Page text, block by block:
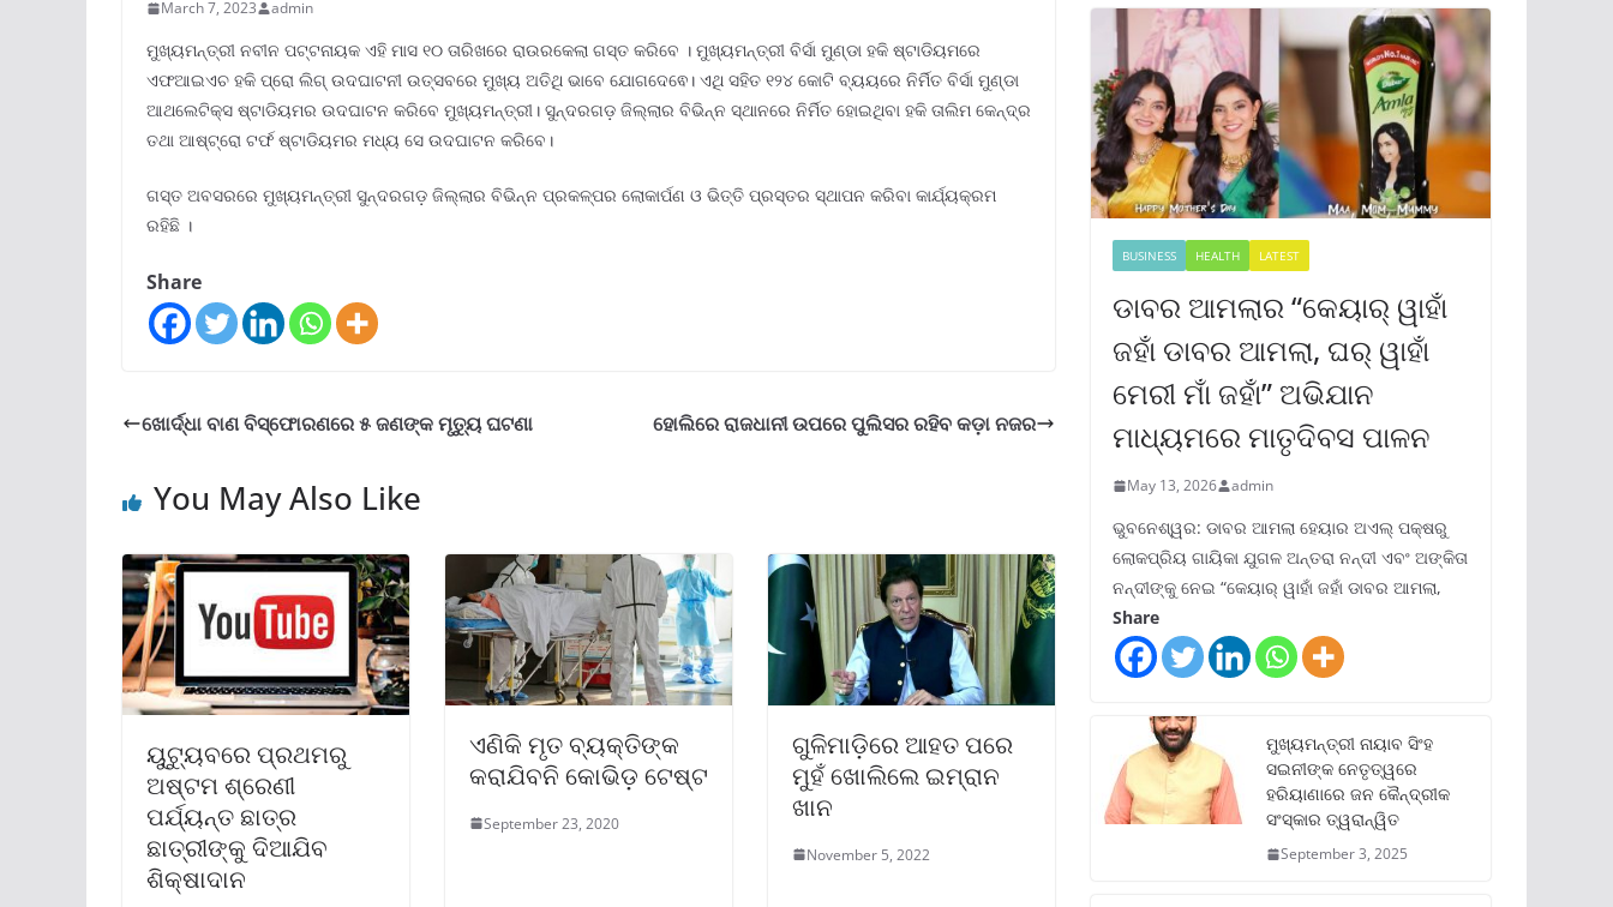
March 7, 2023 admin
ମୁଖ୍ୟମନ୍ତ୍ରୀ ନବୀନ ପଟ୍ଟନାୟକ ଏହି ମାସ ୧୦ ତାରିଖରେ ରାଉରକେଲା ଗସ୍ତ କରିବେ । ମୁଖ୍ୟମନ୍ତ୍ରୀ ବିର୍ସା ମୁଣ୍ଡା ହକି ଷ୍ଟାଡିୟମରେ
ଏଫଆଇଏଚ ହକି ପ୍ରୋ ଲିଗ୍ ଉଦଘାଟନୀ ଉତ୍ସବରେ ମୁଖ୍ୟ ଅତିଥି ଭାବେ ଯୋଗଦେଵେ। ଏଥି ସହିତ ୧୨୪ କୋଟି ବ୍ୟୟରେ ନିର୍ମିତ ବିର୍ସା ମୁଣ୍ଡା
ଆଥଲେଟିକ୍ସ ଷ୍ଟାଡିୟମର ଉଦଘାଟନ କରିବେ ମୁଖ୍ୟମନ୍ତ୍ରୀ। ସୁନ୍ଦରଗଡ଼ ଜିଲ୍ଲାର ବିଭିନ୍ନ ସ୍ଥାନରେ ନିର୍ମିତ ହୋଇଥିବା ହକି ତାଲିମ କେନ୍ଦ୍ର
ତଥା ଆଷ୍ଟ୍ରୋ ଟର୍ଫ ଷ୍ଟାଡିୟମର ମଧ୍ୟ ସେ ଉଦଘାଟନ କରିବେ।
ଗସ୍ତ ଅବସରରେ ମୁଖ୍ୟମନ୍ତ୍ରୀ ସୁନ୍ଦରଗଡ଼ ଜିଲ୍ଲାର ବିଭିନ୍ନ ପ୍ରକଳ୍ପର ଲୋକାର୍ପଣ ଓ ଭିତ୍ତି ପ୍ରସ୍ତର ସ୍ଥାପନ କରିବା କାର୍ଯ୍ୟକ୍ରମ
ରହିଛି ।
Share
ଖୋର୍ଦ୍ଧା ବାଣ ବିସ୍ଫୋରଣରେ ୫ ଜଣଙ୍କ ମୃତ୍ୟୁ ଘଟଣା ହୋଲିରେ ରାଜଧାନୀ ଉପରେ ପୁଲିସର ରହିବ କଡ଼ା ନଜର
You May Also Like
ୟୁଟ୍ୟୁବରେ ପ୍ରଥମରୁ
ଅଷ୍ଟମ ଶ୍ରେଣୀ
ପର୍ଯ୍ୟନ୍ତ ଛାତ୍ର
ଛାତ୍ରୀଙ୍କୁ ଦିଆଯିବ
ଶିକ୍ଷାଦାନ
ଏଣିକି ମୃତ ବ୍ୟକ୍ତିଙ୍କ
କରାଯିବନି କୋଭିଡ଼ ଟେଷ୍ଟ
September 23, 2020
ଗୁଳିମାଡ଼ିରେ ଆହତ ପରେ
ମୁହଁ ଖୋଲିଲେ ଇମ୍ରାନ
ଖାନ
November 5, 2022
BUSINESS HEALTH LATEST
ଡାବର ଆମଲାର “କେୟାର୍ ୱାହାଁ
ଜହାଁ ଡାବର ଆମଲା, ଘର୍ ୱାହାଁ
ମେରୀ ମାଁ ଜହାଁ” ଅଭିଯାନ
ମାଧ୍ୟମରେ ମାତୃଦିବସ ପାଳନ
May 13, 2026 admin
ଭୁବନେଶ୍ୱର: ଡାବର ଆମଲା ହେୟାର ଅଏଲ୍ ପକ୍ଷରୁ
ଲୋକପ୍ରିୟ ଗାୟିକା ଯୁଗଳ ଅନ୍ତରା ନନ୍ଦୀ ଏବଂ ଅଙ୍କିତା
ନନ୍ଦୀଙ୍କୁ ନେଇ “କେୟାର୍ ୱାହାଁ ଜହାଁ ଡାବର ଆମଲା,
Share
ମୁଖ୍ୟମନ୍ତ୍ରୀ ନାୟାବ ସିଂହ
ସଇନୀଙ୍କ ନେତୃତ୍ୱରେ
ହରିୟାଣାରେ ଜନ କୈନ୍ଦ୍ରୀକ
ସଂସ୍କାର ତ୍ୱରାନ୍ୱିତ
September 3, 2025